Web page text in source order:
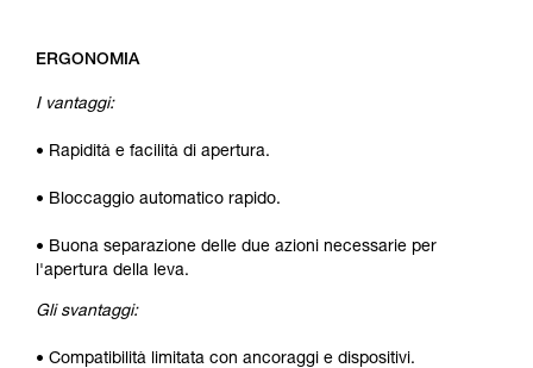
ERGONOMIA
I vantaggi:
• Rapidità e facilità di apertura.
• Bloccaggio automatico rapido.
• Buona separazione delle due azioni necessarie per
l'apertura della leva.
Gli svantaggi:
• Compatibilità limitata con ancoraggi e dispositivi.